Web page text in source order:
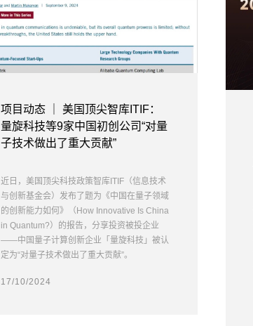
项目动态 ｜ 美国顶尖智库ITIF：
量旋科技等9家中国初创公司“对量
子技术做出了重大贡献”
近日，美国顶尖科技政策智库ITIF（信息技术
与创新基金会）发布了题为《中国在量子领域
的创新能力如何》（How Innovative Is China
in Quantum?）的报告，分享投资被投企业
——中国量子计算创新企业「量旋科技」 被认
定为“对量子技术做出了重大贡献”。
17/10/2024